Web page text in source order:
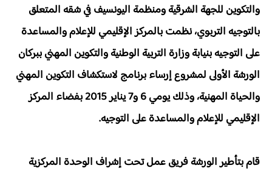
والتكوين للجهة الشرقية ومنظمة اليونسيف في شقه المتعلق
بالتوجيه التربوي، نظمت بالمركز الإقليمي للإعلام والمساعدة
على التوجيه بنيابة وزارة التربية الوطنية والتكوين المهني ببركان
الورشة الأولى لمشروع إرساء برنامج لاستكشاف التكوين المهني
والحياة المهنية، وذلك يومي 6 و7 يناير 2015 بفضاء المركز
الإقليمي للإعلام والمساعدة على التوجيه.
قام بتأطير الورشة فريق عمل تحت إشراف الوحدة المركزية